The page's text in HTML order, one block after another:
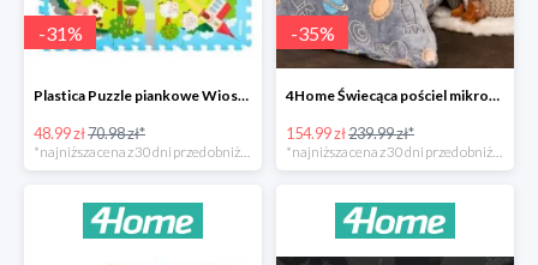
-31%
Plastica Puzzle piankowe Wioska -31%
48.99 zł70.98 zł*
-35%
4Home Świecąca pościel mikroflanela Planetarium -35%
154.99 zł239.99 zł*